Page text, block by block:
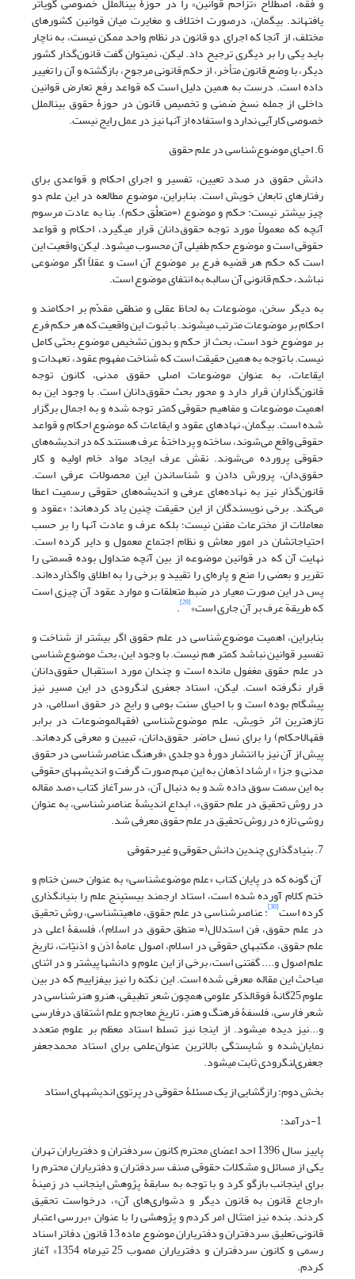
یافته‏اند. بی‏گمان، درصورت اختلاف و مغایرت میان قوانین کشورهای
مختلف، از آنجا که اجرای دو قانون در نظام واحد ممکن نیست، به ناچار
باید یکی را بر دیگری ترجیح داد. لیکن، نمی‏توان گفت قانون‌گذار کشور
دیگر، با وضع قانون متأخر، از حکم قانونی مرجوح، بازگشته و آن را تغییر
داده است. درست به همین دلیل است که قواعد رفع تعارض قوانین
داخلی از جمله نسخ ضمنی و تخصیص قانون در حوزۀ حقوق بین‏الملل
خصوصی کارآیی ندارد و استفاده از آنها نیز در عمل رایج نیست.
6. احیای موضوع‌شناسی در علم حقوق
دانش حقوق در صدد تعیین، تفسیر و اجرای احکام و قواعدی برای
رفتار‏های تابعان خویش است. بنابراین، موضوع مطالعه در این علم دو
چیز ‏بیشتر نیست: حکم و موضوع (=متعلَّق حکم). بنا به عادت مرسوم
آنچه که معمولاً مورد توجه حقوق‌دانان قرار می‏گیرد، احکام و قواعد
حقوقی است و موضوع حکم طفیلی آن محسوب می‏شود. لیکن واقعیت این
است که حکم هر قضیه فرع بر موضوع آن است و عقلاً اگر موضوعی
نباشد، حکم قانونی آن سالبه به انتفای موضوع است.
به دیگر سخن، موضوعات به لحاظ عقلی و منطقی مقدّم بر احکامند و
احکام بر موضوعات مترتب می‏شوند. با ثبوت این واقعیت که هر حکم فرع
بر موضوع خود است، بحث از حکم و بدون تشخیص موضوع بحثی کامل
نیست. با توجه به همین حقیقت است که شناخت مفهوم عقود، تعهدات و
ایقاعات، به عنوان موضوعات اصلی حقوق مدنی، کانون توجه
قانون‌گذاران قرار دارد و محور بحث حقوق‌دانان است. با وجود این به
اهمیت موضوعات و مفاهیم حقوقی کمتر توجه شده و به اجمال برگزار
شده است. بی‏گمان، نهاد‌های عقود و ایقاعات که موضوع احکام و قواعد
حقوقی واقع می‌شوند، ساخته و پرداختۀ عرف هستند که در اندیشه‌های
حقوقی پرورده می‌شوند. نقش عرف ایجاد مواد خام اولیه و کار
حقوق‌دان، پرورش دادن و شناساندن این محصولات عرفی است.
قانون‌گذار نیز به نهاده‌های عرفی و اندیشه‌های حقوقی رسمیت اعطا
می‌کند. برخی نویسندگان از این حقیقت چنین یاد کرده‏اند: «عقود و
معاملات از مخترعات مقنن نیست؛ بلکه عرف و عادت آنها را بر حسب
احتیاجاتشان در امور معاش و نظام اجتماع معمول و دایر کرده است.
نهایت آن که در قوانین موضوعه از بین آنچه متداول بوده قسمتی را
تقریر و بعضی را منع و پاره‌‍‌ای را تقیید و برخی را به اطلاق واگذارده‌اند.
پس در این صورت معیار در ضبط متعلقات و موارد عقود آن چیزی است
که طریقة عرف بر آن جاری است»[29]
.
بنابراین، اهمیت موضوع‌شناسی در علم حقوق اگر بیشتر از شناخت و
تفسیر قوانین نباشد کمتر هم نیست. با وجود این، بحث موضوع‌شناسی
در علم حقوق مغفول مانده است و چندان مورد استقبال حقوق‌دانان
قرار نگرفته است. لیکن، استاد جعفری لنگرودی در این مسیر نیز
پیشگام بوده است و با احیای سنت بومی و رایج در حقوق اسلامی، در
تازه‏ترین اثر خویش، علم موضوع‌شناسی (فقه‏الموضوعات در برابر
فقه‏الاحکام) را برای نسل حاضر حقوق‌دانان، تبیین و معرفی کرده‏اند.
پیش از آن نیز با انتشار دورۀ دو جلدی «فرهنگ عناصر‌شناسی در حقوق
مدنی و جزا » ارشاد اذهان به این مهم صورت گرفت و اندیشه‏های حقوقی
به این سمت سوق داده شد و به دنبال آن، در سرآغاز کتاب «صد مقاله
در روش تحقیق در علم حقوق»، ابداع اندیشۀ عناصر‌شناسی، به عنوان
روشی تازه در روش تحقیق در علم حقوق معرفی شد.
7. بنیاد‏گذاری چندین دانش حقوقی و غیرحقوقی
آن گونه که در پایان کتاب «علم موضوع‏شناسی» به عنوان حسن ختام و
ختم کلام آورده‏ شده است، استاد ارجمند بیست‏پنج علم را بنیان‏گذاری
کرده است[30] : عناصر‌شناسی در علم حقوق، ماهیت‏شناسی، روش تحقیق
در علم حقوق، فن استدلال(= منطق حقوق در اسلام)، فلسفۀ اعلی در
علم حقوق، مکتب‏های حقوقی در اسلام، اصول عامۀ اذن و اذنیّات، تاریخ
علم اصول و.... گفتنی است، برخی از این علوم و دانش‏ها پیش‏تر و در اثنای
مباحث این مقاله معرفی شده است. این نکته را نیز بیفزاییم که در بین
علوم 25‏گانۀ فوق‏الذکر علومی هم‏چون شعر تطبیقی، هنرو هنر‏شناسی در
شعر فارسی، فلسفۀ فرهنگ و هنر، تاریخ معاجم و علم اشتقاق درفارسی
و...نیز دیده می‏شود. از اینجا نیز تسلط استاد معظم بر علوم متعدد
نمایان‌شده و شایستگی بالاترین عنوان‌علمی برای استاد محمد‏جعفر
جعفری‌لنگرودی ثابت می‏شود.
بخش دوم: رازگشایی از یک مسئلۀ حقوقی در پرتوی اندیشه‏های استاد
پاییز سال 1396 احد اعضای محترم کانون سردفتران و دفتریاران تهران
یکی از مسائل و مشکلات حقوقی صنف سردفتران و دفتریاران محترم را
برای اینجانب بازگو کرد و با توجه به سابقۀ پژوهش اینجانب در زمینۀ
«ارجاع قانون به قانون دیگر و دشوار‏ی‌های آن»، درخواست تحقیق
کردند. بنده نیز امتثال امر کردم و پژوهشی را با عنوان «بررسی اعتبار
قانونی تعلیق سردفتران و دفتریاران موضوع ماده 13 قانون دفاتر اسناد
رسمی و کانون سردفتران و دفتریاران مصوب 25 تیر‏ماه 1354» آغاز
کردم.